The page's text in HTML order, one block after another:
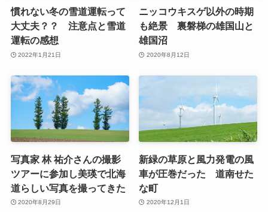
慣れない冬の雪道運転って
大丈夫？？ 注意点と雪道
運転の感想
2022年1月21日
ニッコウキスゲ以外の時期
も絶景 裏磐梯の雄国山と
雄国沼
2020年8月12日
写真家 林 祐介さんの撮影
ツアーに参加し美瑛で北海
道らしい写真を撮ってきた
2020年8月29日
新緑の草原と風力発電の風
車が圧巻だった 道南せた
な町
2020年12月1日